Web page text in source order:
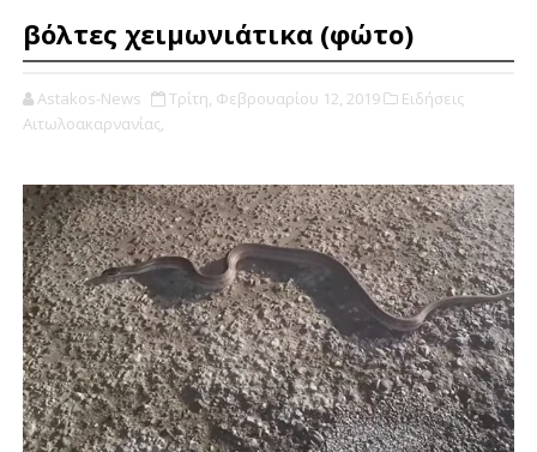
βόλτες χειμωνιάτικα (φώτο)
Astakos-News Τρίτη, Φεβρουαρίου 12, 2019
Ειδήσεις
Αιτωλοακαρνανίας,